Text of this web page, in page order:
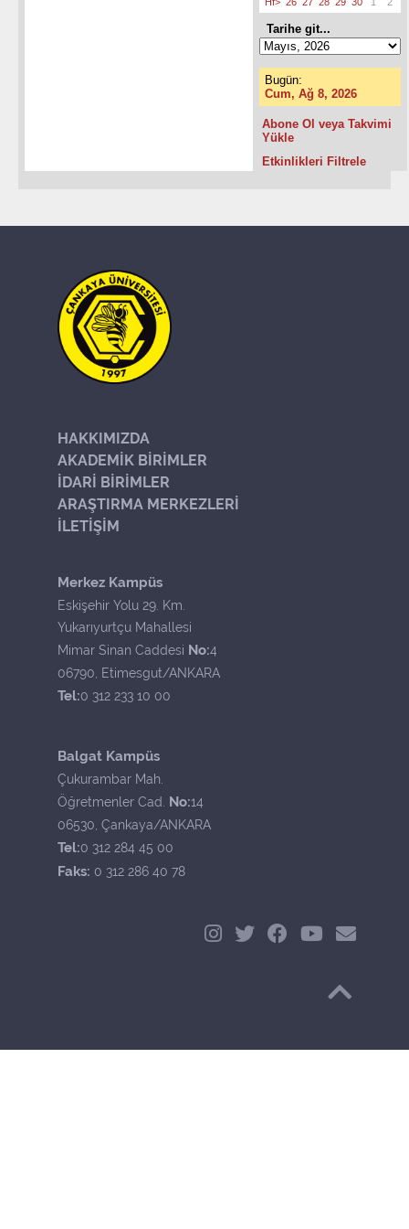
Tarihe git...
Bugün:
Cum, Ağ 8, 2026
Abone Ol veya Takvimi
Yükle
Etkinlikleri Filtrele
HAKKIMIZDA
AKADEMİK BİRİMLER
İDARİ BİRİMLER
ARAŞTIRMA MERKEZLERİ
İLETİŞİM
Merkez Kampüs
Eskişehir Yolu 29. Km.
Yukarıyurtçu Mahallesi
Mimar Sinan Caddesi No:4
06790, Etimesgut/ANKARA
Tel:0 312 233 10 00
Balgat Kampüs
Çukurambar Mah.
Öğretmenler Cad. No:14
06530, Çankaya/ANKARA
Tel:0 312 284 45 00
Faks: 0 312 286 40 78